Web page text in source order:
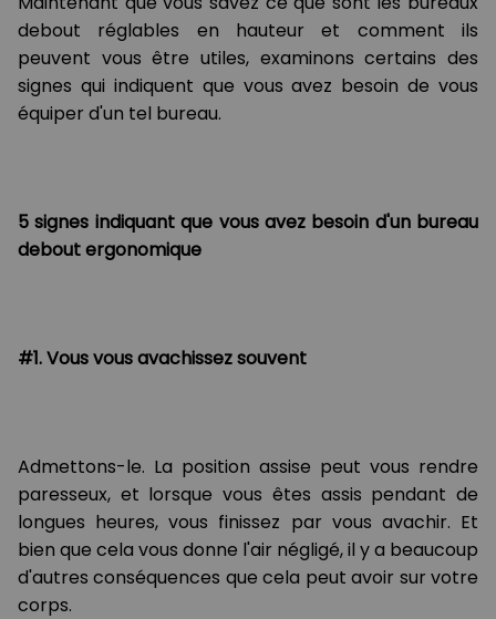
debout réglables en hauteur et comment ils
peuvent vous être utiles, examinons certains des
signes qui indiquent que vous avez besoin de vous
équiper d'un tel bureau.
5 signes indiquant que vous avez besoin d'un bureau
debout ergonomique
#1. Vous vous avachissez souvent
Admettons-le. La position assise peut vous rendre
paresseux, et lorsque vous êtes assis pendant de
longues heures, vous finissez par vous avachir. Et
bien que cela vous donne l'air négligé, il y a beaucoup
d'autres conséquences que cela peut avoir sur votre
corps.